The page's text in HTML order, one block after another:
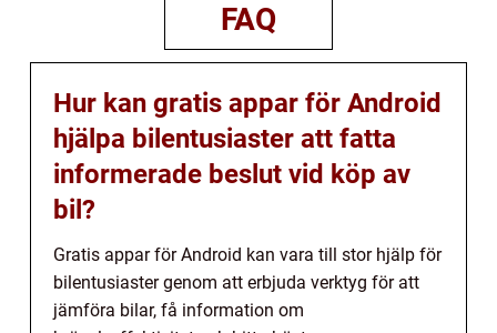
FAQ
Hur kan gratis appar för Android
hjälpa bilentusiaster att fatta
informerade beslut vid köp av
bil?
Gratis appar för Android kan vara till stor hjälp för
bilentusiaster genom att erbjuda verktyg för att
jämföra bilar, få information om